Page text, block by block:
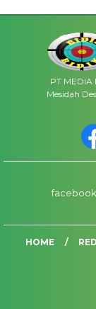
PT MEDIA
Mesidah
HOME